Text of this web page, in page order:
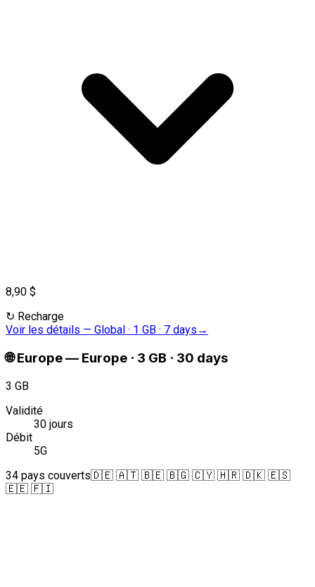
8,90 $
↻ Recharge
Voir les détails — Global · 1 GB · 7 days →
🌐 Europe— Europe · 3 GB · 30 days
3 GB
Validité
30 jours
Débit
5G
34 pays couverts🇩🇪 🇦🇹 🇧🇪 🇧🇬 🇨🇾 🇭🇷 🇩🇰 🇪🇸
🇪🇪 🇫🇮